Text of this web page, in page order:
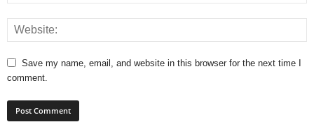
Save my name, email, and website in this browser for the next time I
comment.